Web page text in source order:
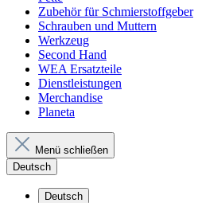
Zubehör für Schmierstoffgeber
Schrauben und Muttern
Werkzeug
Second Hand
WEA Ersatzteile
Dienstleistungen
Merchandise
Planeta
Menü schließen
Deutsch
Deutsch